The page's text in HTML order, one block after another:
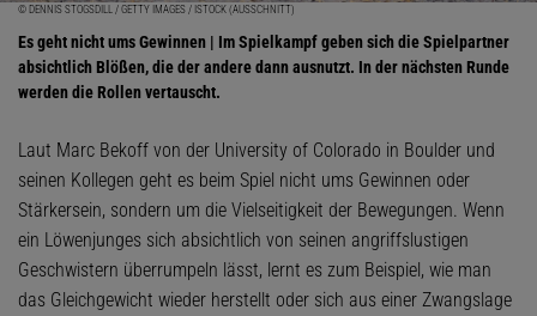
© DENNIS STOGSDILL / GETTY IMAGES / ISTOCK (AUSSCHNITT)
Es geht nicht ums Gewinnen | Im Spielkampf geben sich die Spielpartner
absichtlich Blößen, die der andere dann ausnutzt. In der nächsten Runde
werden die Rollen vertauscht.
Laut Marc Bekoff von der University of Colorado in Boulder und
seinen Kollegen geht es beim Spiel nicht ums Gewinnen oder
Stärkersein, sondern um die Vielseitigkeit der Bewegungen. Wenn
ein Löwenjunges sich absichtlich von seinen angriffslustigen
Geschwistern überrumpeln lässt, lernt es zum Beispiel, wie man
das Gleichgewicht wieder herstellt oder sich aus einer Zwangslage